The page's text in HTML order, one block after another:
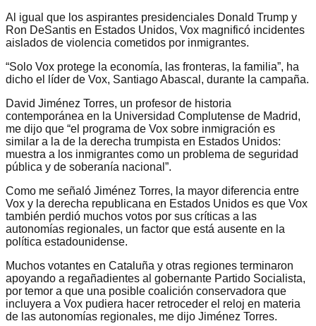
Al igual que los aspirantes presidenciales Donald Trump y
Ron DeSantis en Estados Unidos, Vox magnificó incidentes
aislados de violencia cometidos por inmigrantes.
“Solo Vox protege la economía, las fronteras, la familia”, ha
dicho el líder de Vox, Santiago Abascal, durante la campaña.
David Jiménez Torres, un profesor de historia
contemporánea en la Universidad Complutense de Madrid,
me dijo que “el programa de Vox sobre inmigración es
similar a la de la derecha trumpista en Estados Unidos:
muestra a los inmigrantes como un problema de seguridad
pública y de soberanía nacional”.
Como me señaló Jiménez Torres, la mayor diferencia entre
Vox y la derecha republicana en Estados Unidos es que Vox
también perdió muchos votos por sus críticas a las
autonomías regionales, un factor que está ausente en la
política estadounidense.
Muchos votantes en Cataluña y otras regiones terminaron
apoyando a regañadientes al gobernante Partido Socialista,
por temor a que una posible coalición conservadora que
incluyera a Vox pudiera hacer retroceder el reloj en materia
de las autonomías regionales, me dijo Jiménez Torres.